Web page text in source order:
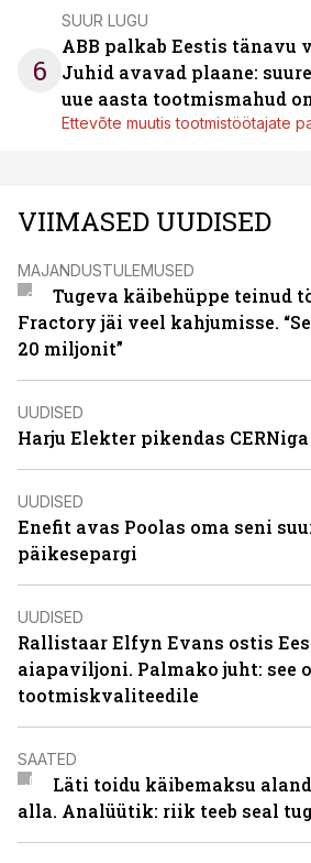
6
SUUR LUGU
ABB palkab Eestis tänavu
Juhid avavad plaane:
uue aasta tootmismahud
Ettevõte muutis tootmistöötajate
VIIMASED UUDISED
MAJANDUSTULEMUSED
Tugeva käibehüppe teinud
Fractory jäi veel kahjumisse.
20 miljonit”
UUDISED
Harju Elekter pikendas
UUDISED
Enefit avas Poolas oma seni
päikesepargi
UUDISED
Rallistaar Elfyn Evans ostis
aiapaviljoni. Palmako juht: see
tootmiskvaliteedile
SAATED
Läti toidu käibemaksu
alla. Analüütik: riik teeb seal